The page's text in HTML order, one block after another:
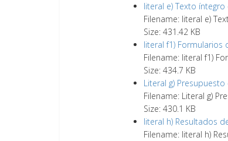
literal e) Texto
Filename: literal e)
Size: 431.42 KB
literal f1)
Filename: literal f1)
Size: 434.7 KB
Literal g)
Filename: Literal g)
Size: 430.1 KB
literal h) Resultados
Filename: literal h)